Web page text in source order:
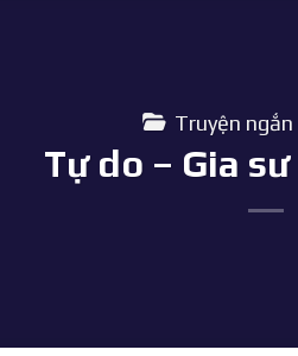
Truyện
Tự do – Gia